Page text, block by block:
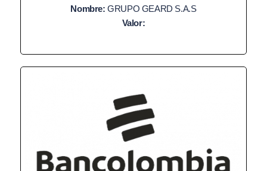
Nombre: GRUPO GEARD S.A.S
Valor: